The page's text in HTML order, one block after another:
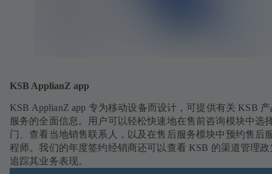
KSB ApplianZ app
KSB ApplianZ app 专为移动设备而设计，可提供有关 KSB
服务的全面信息。用户可以轻松快速地在售前咨询模块中选
门、查看当地销售联系人，以及在售后服务模块中预约售后
程师。我们的年度签约经销商还可以查看 KSB 的渠道管理政
追踪其业务表现。